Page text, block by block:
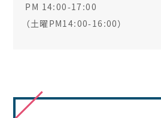
PM 14:00-17:00
（土曜PM14:00-16:00）